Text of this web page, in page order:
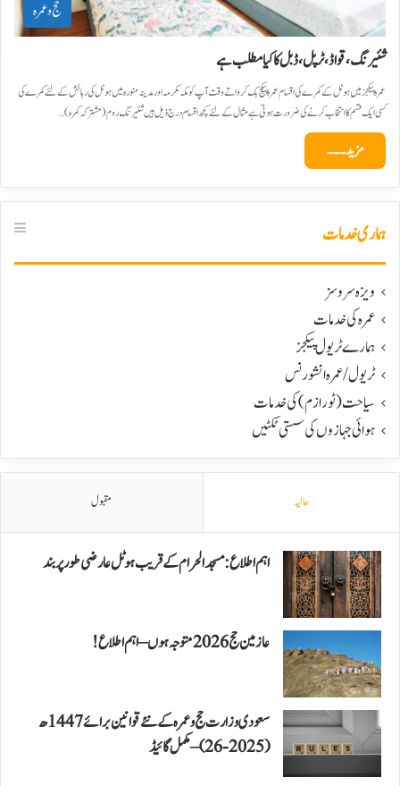
حج و عمرہ
شئیرنگ، قواڈ، ٹرپل، ڈبل کا کیا مطلب ہے
عمرہ پیکجز میں ہوٹل کے کمرے کی اقسام عمرہ پیکج بک کرواتے وقت آپ کو مکہ مکرمہ اور مدینہ منورہ میں ہوٹل کی رہائش کے لئے کمرے کی
کسی ایک قسم کا انتخاب کرنے کی ضرورت ہوتی ہے مثال کے لئے کچھ اقسام درج ذیل ہیں شئیرنگ روم (مشترکہ کمرہ)…
مزید۔۔۔
ہماری خدمات
ویزہ سروسز
عمرہ کی خدمات
ہمارے ٹریول پیکجز
ٹریول/عمرہ انشورنس
سیاحت(ٹورازم) کی خدمات
ہوائی جہازوں کی سستی ٹکٹیں
حالیہ مقبول
اہم اطلاع: مسجد الحرام کے قریب ہوٹل عارضی طور پر بند
عازمین حج 2026 متوجہ ہوں – اہم اطلاع!
سعودی وزارت حج و عمرہ کے نئے قوانین برائے 1447ھ
(2025-26) – مکمل گائیڈ